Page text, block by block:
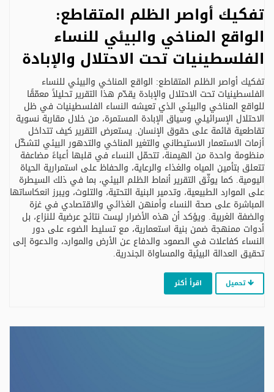
تفكيك أواصر الظلم المتقاطع:
الواقع المناخي والبيئي للنساء
الفلسطينيات تحت الاحتلال والإبادة
تفكيك أواصر الظلم المتقاطع: الواقع المناخي والبيئي للنساء
الفلسطينيات تحت الاحتلال والإبادة يقدّم هذا التقرير تحليلاً معمّقًا
للواقع المناخي والبيئي الذي تعيشه النساء الفلسطينيات في ظل
الاحتلال الإسرائيلي وسياق الإبادة المستمرة، من خلال مقاربة نسوية
تقاطعية قائمة على حقوق الإنسان. يستعرض التقرير كيف تتداخل
أزمات الاستعمار الاستيطاني والتغير المناخي والتدهور البيئي لتشكّل
منظومة واحدة من الهيمنة، تتحمّل النساء في قلبها أعباءً مضاعفة
تتعلق بتأمين المياه والغذاء والرعاية، والحفاظ على استمرارية الحياة
اليومية. كما يوثّق التقرير أنماط الظلم البيئي، بما في ذلك السيطرة
على الموارد الطبيعية، وتدمير البنية التحتية، والتلوث، ويبرز انعكاساتها
المباشرة على صحة النساء وأمنهن الغذائي والاقتصادي في غزة
والضفة الغربية. ويؤكد أن هذه الأضرار ليست نتائج عرضية للنزاع، بل
أدوات ممنهجة ضمن بنية استعمارية، مع تسليط الضوء على دور
النساء كفاعلات في الصمود والدفاع عن الأرض والموارد، والدعوة إلى
تحقيق العدالة البيئية والمساواة الجندرية.
تحميل اقرأ أكثر